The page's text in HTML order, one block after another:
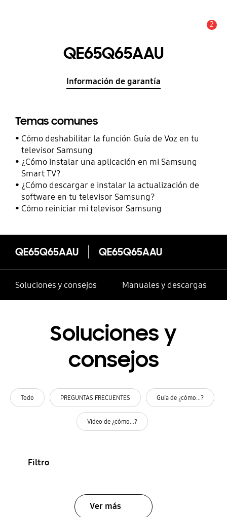
2
QE65Q65AAU
Información de garantía
Temas comunes
Cómo deshabilitar la función Guía de Voz en tu
televisor Samsung
¿Cómo instalar una aplicación en mi Samsung
Smart TV?
¿Cómo descargar e instalar la actualización de
software en tu televisor Samsung?
Cómo reiniciar mi televisor Samsung
QE65Q65AAU QE65Q65AAU
Soluciones y consejos Manuales y descargas
Soluciones y
consejos
Todo PREGUNTAS FRECUENTES Guía de ¿cómo...?
Video de ¿cómo...?
Filtro
Ver más